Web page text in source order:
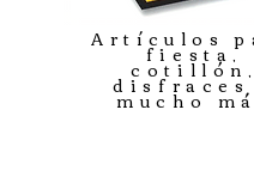
Artículos
fiesta,
cotillón,
disfraces
mucho